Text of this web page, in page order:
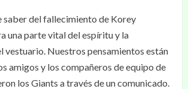
saber del fallecimiento de Korey
una parte vital del espíritu y la
vestuario. Nuestros pensamientos están
amigos y los compañeros de equipo de
los Giants a través de un comunicado.